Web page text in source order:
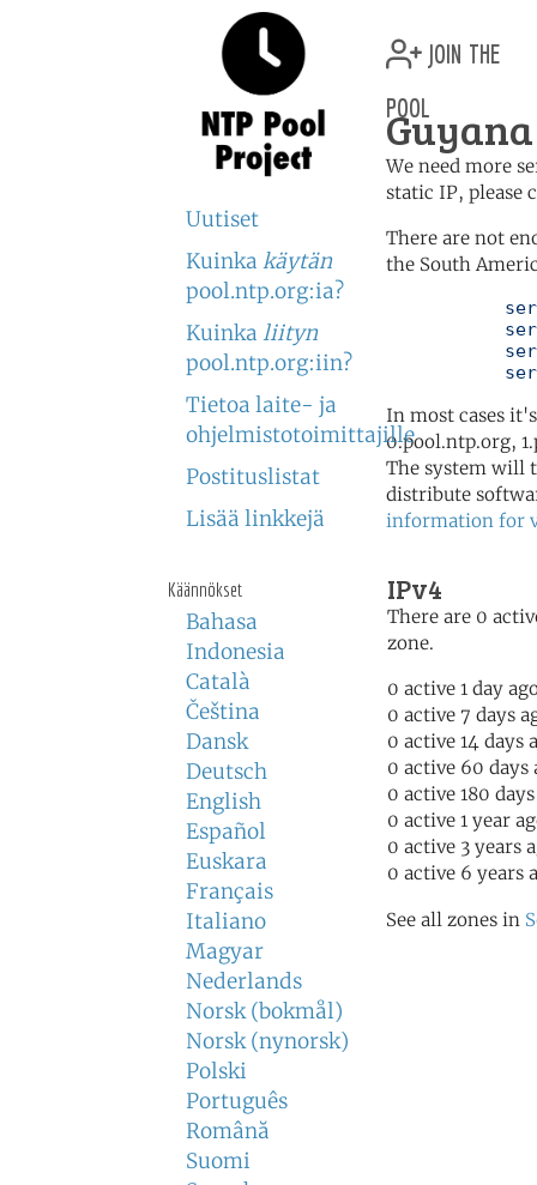
Uutiset
Kuinka käytän
pool.ntp.org:ia?
Kuinka liityn
pool.ntp.org:iin?
Tietoa laite- ja
ohjelmistotoimittajille
Postituslistat
Lisää linkkejä
Käännökset
Bahasa
Indonesia
Català
Čeština
Dansk
Deutsch
English
Español
Euskara
Français
Italiano
Magyar
Nederlands
Norsk (bokmål)
Norsk (nynorsk)
Polski
Português
Română
Suomi
join the
pool
We need more
static IP, please
There are not
the South
In most cases
0.pool.ntp.org,
The system will
distribute
information for
IPv4
There are 0
zone.
0 active 1 day
0 active 7 days
0 active 14 days
0 active 60 days
0 active 180
0 active 1 year
0 active 3 years
0 active 6 years
See all zones in